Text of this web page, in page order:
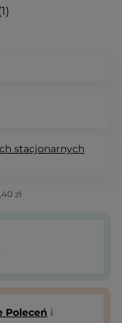
1
stacjonarnych
zł
Poleceń i